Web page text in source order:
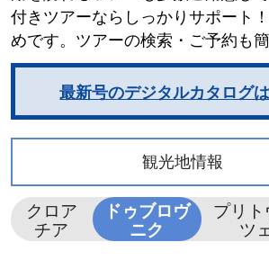
付きツアーならしっかりサポート
めです。ツアーの検索・ご予約も簡
最新号のデジタルカタログ
観光地情報
クロア
チア
ドゥブロヴ
ニク
プリト
ツェ